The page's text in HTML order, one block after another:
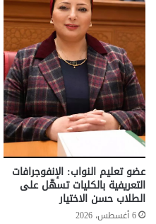
عضو تعليم النواب: الإنفوجرافات
التعريفية بالكليات تسهّل على
الطلاب حسن الاختيار
6 أغسطس، 2026